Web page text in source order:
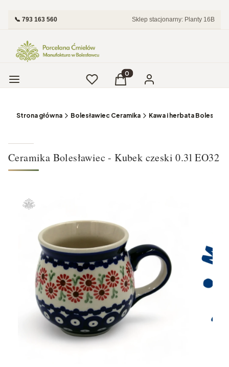
📞 793 163 560 Sklep stacjonarny: Planty 16B
Menu UlubioneProdukty w koszyku: 0.
Koszyk Zaloguj się
Strona główna Bolesławiec Ceramika Kawa i herbata
Ceramika Bolesławiec - Kubek czeski 0.3l EO32